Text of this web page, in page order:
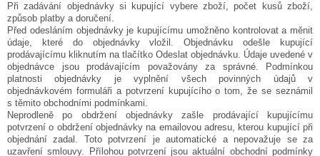
Při zadávání objednávky si kupující vybere zboží, počet kusů zboží,
způsob platby a doručení.
Před odesláním objednávky je kupujícímu umožněno kontrolovat a měnit
údaje, které do objednávky vložil. Objednávku odešle kupující
prodávajícímu kliknutím na tlačítko Odeslat objednávku. Údaje uvedené v
objednávce jsou prodávajícím považovány za správné. Podmínkou
platnosti objednávky je vyplnění všech povinných údajů v
objednávkovém formuláři a potvrzení kupujícího o tom, že se seznámil
s těmito obchodními podmínkami.
Neprodleně po obdržení objednávky zašle prodávající kupujícímu
potvrzení o obdržení objednávky na emailovou adresu, kterou kupující při
objednání zadal. Toto potvrzení je automatické a nepovažuje se za
uzavření smlouvy. Přílohou potvrzení jsou aktuální obchodní podmínky